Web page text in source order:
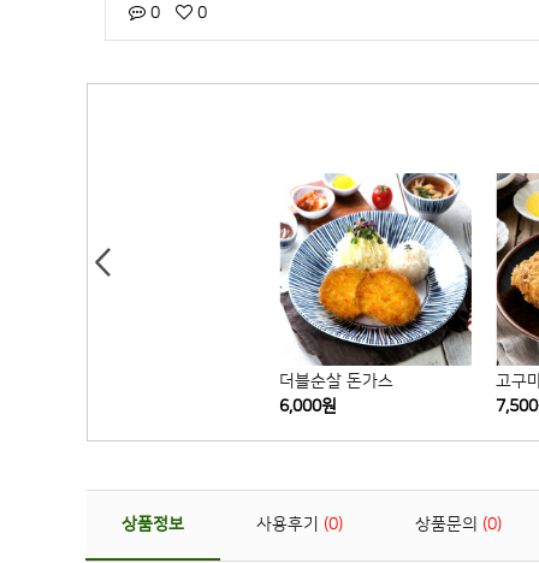
0 0
더블순살 돈가스
6,000원
고구
Next
상품정보 사용후기 0 상품문의 0